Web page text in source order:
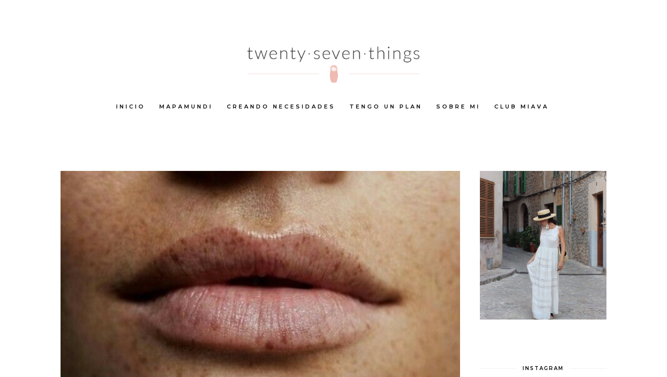
INICIO MAPAMUNDI CREANDO NECESIDADES TENGO UN PLAN SOBRE MI CLUB MIAVA
INSTAGRAM